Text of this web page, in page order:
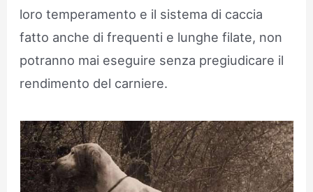
loro temperamento e il sistema di caccia
fatto anche di frequenti e lunghe filate, non
potranno mai eseguire senza pregiudicare il
rendimento del carniere.